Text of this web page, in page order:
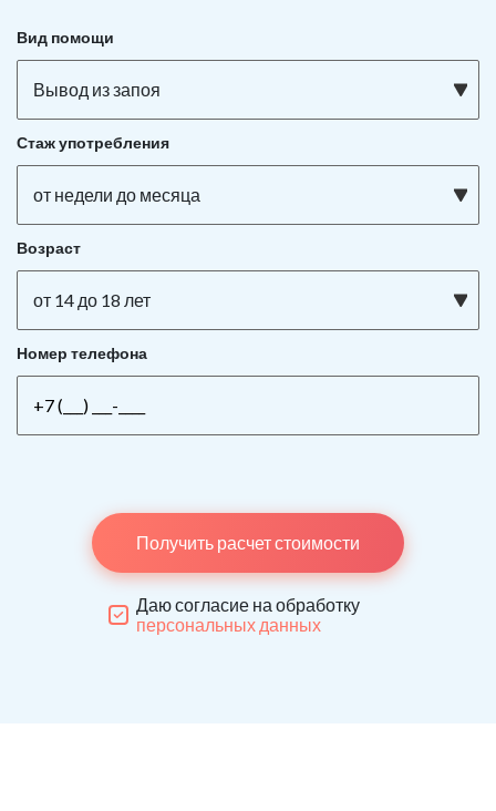
Вид помощи
Вывод из запоя
Стаж употребления
от недели до месяца
Возраст
от 14 до 18 лет
Номер телефона
Получить расчет стоимости
Даю согласие на обработку
персональных данных